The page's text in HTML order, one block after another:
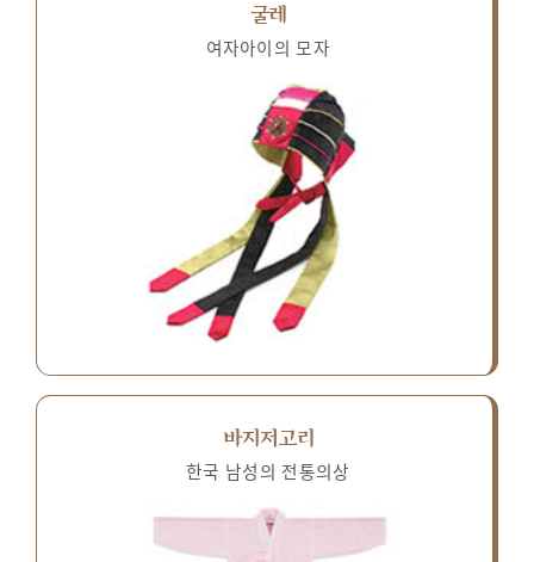
굴레
여자아이의 모자
바지저고리
한국 남성의 전통의상